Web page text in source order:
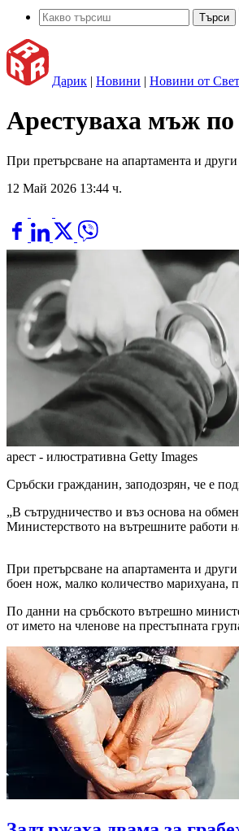
Дарик | Новини | Новини от
Арестуваха мъж по
При претърсване на апартамента и
12 Май 2026 13:44 ч.
арест - илюстративна Getty Images
Сръбски гражданин, заподозрян, че е
„В сътрудничество и въз основа на
Министерството на вътрешните работи
При претърсване на апартамента и
боен нож, малко количество марихуана,
По данни на сръбското вътрешно
от името на членове на престъпната